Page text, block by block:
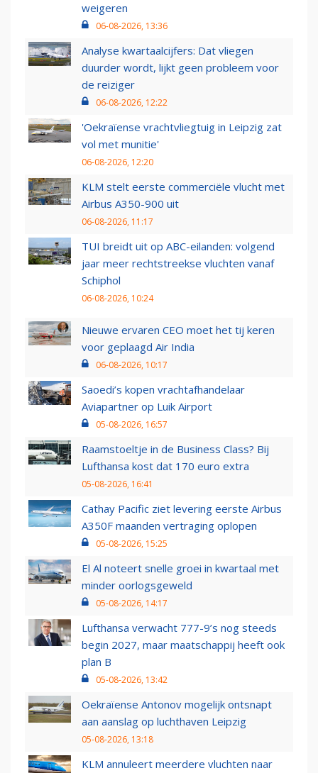
weigeren
06-08-2026, 13:36
Analyse kwartaalcijfers: Dat vliegen
duurder wordt, lijkt geen probleem voor
de reiziger
06-08-2026, 12:22
'Oekraïense vrachtvliegtuig in Leipzig zat
vol met munitie'
06-08-2026, 12:20
KLM stelt eerste commerciële vlucht met
Airbus A350-900 uit
06-08-2026, 11:17
TUI breidt uit op ABC-eilanden: volgend
jaar meer rechtstreekse vluchten vanaf
Schiphol
06-08-2026, 10:24
Nieuwe ervaren CEO moet het tij keren
voor geplaagd Air India
06-08-2026, 10:17
Saoedi’s kopen vrachtafhandelaar
Aviapartner op Luik Airport
05-08-2026, 16:57
Raamstoeltje in de Business Class? Bij
Lufthansa kost dat 170 euro extra
05-08-2026, 16:41
Cathay Pacific ziet levering eerste Airbus
A350F maanden vertraging oplopen
05-08-2026, 15:25
El Al noteert snelle groei in kwartaal met
minder oorlogsgeweld
05-08-2026, 14:17
Lufthansa verwacht 777-9’s nog steeds
begin 2027, maar maatschappij heeft ook
plan B
05-08-2026, 13:42
Oekraïense Antonov mogelijk ontsnapt
aan aanslag op luchthaven Leipzig
05-08-2026, 13:18
KLM annuleert meerdere vluchten naar